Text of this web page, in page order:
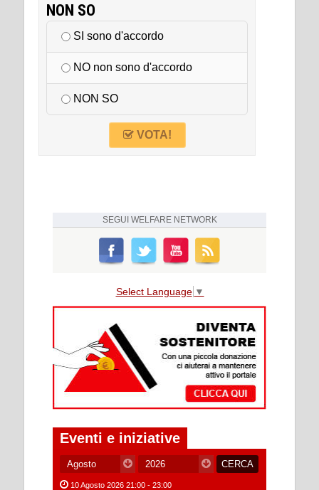
NON SO
SI sono d'accordo
NO non sono d'accordo
NON SO
VOTA!
SEGUI WELFARE NETWORK
Select Language ▼
Eventi e iniziative
10 Agosto 2026 21:00 - 23:00